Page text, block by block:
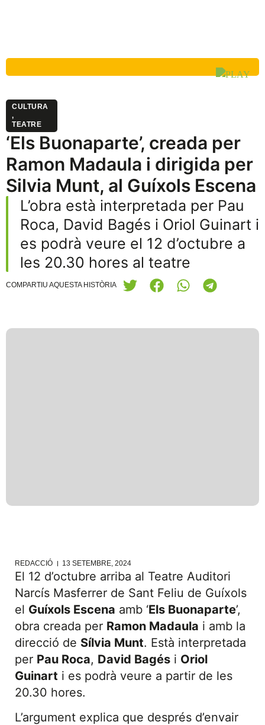
CULTURA
,
TEATRE
‘Els Buonaparte’, creada per
Ramon Madaula i dirigida per
Silvia Munt, al Guíxols Escena
L’obra està interpretada per Pau
Roca, David Bagés i Oriol Guinart i
es podrà veure el 12 d’octubre a
les 20.30 hores al teatre
COMPARTIU AQUESTA HISTÒRIA
REDACCIÓ 13 SETEMBRE, 2024
El 12 d’octubre arriba al Teatre Auditori
Narcís Masferrer de Sant Feliu de Guíxols
el Guíxols Escena amb ‘Els Buonaparte’,
obra creada per Ramon Madaula i amb la
direcció de Sílvia Munt. Està interpretada
per Pau Roca, David Bagés i Oriol
Guinart i es podrà veure a partir de les
20.30 hores.
L’argument explica que després d’envair